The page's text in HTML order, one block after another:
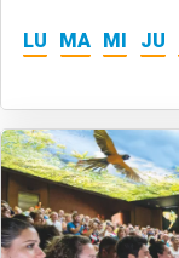
LU MA MI JU